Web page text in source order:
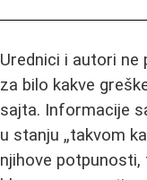
Urednici i autori ne
za bilo kakve
sajta. Informacije
u stanju „takvom
njihove